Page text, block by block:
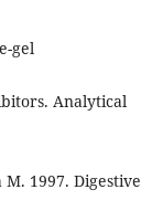
gel
Analytical
1997. Digestive